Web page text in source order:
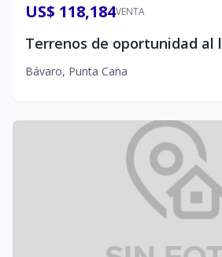
VENTA
US$ 118,184
Bávaro, Punta Cana